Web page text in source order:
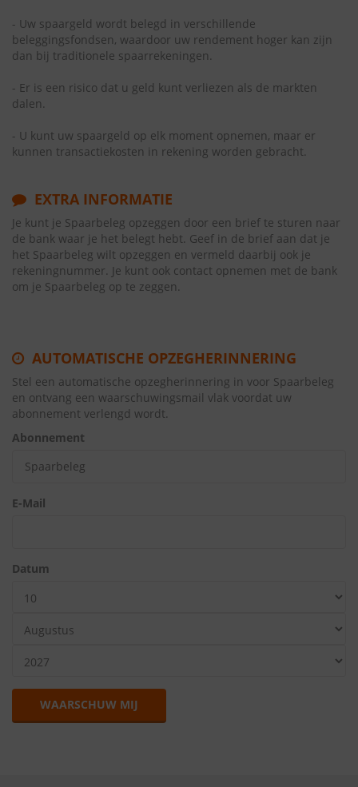
- Uw spaargeld wordt belegd in verschillende
beleggingsfondsen, waardoor uw rendement hoger kan zijn
dan bij traditionele spaarrekeningen.
- Er is een risico dat u geld kunt verliezen als de markten
dalen.
- U kunt uw spaargeld op elk moment opnemen, maar er
kunnen transactiekosten in rekening worden gebracht.
EXTRA INFORMATIE
Je kunt je Spaarbeleg opzeggen door een brief te sturen naar
de bank waar je het belegt hebt. Geef in de brief aan dat je
het Spaarbeleg wilt opzeggen en vermeld daarbij ook je
rekeningnummer. Je kunt ook contact opnemen met de bank
om je Spaarbeleg op te zeggen.
AUTOMATISCHE OPZEGHERINNERING
Stel een automatische opzegherinnering in voor Spaarbeleg
en ontvang een waarschuwingsmail vlak voordat uw
abonnement verlengd wordt.
Abonnement
E-Mail
Datum
WAARSCHUW MIJ